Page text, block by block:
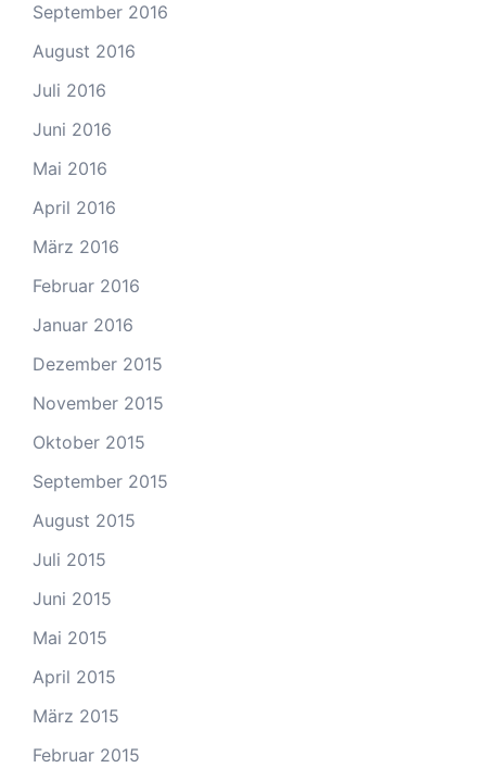
September 2016
August 2016
Juli 2016
Juni 2016
Mai 2016
April 2016
März 2016
Februar 2016
Januar 2016
Dezember 2015
November 2015
Oktober 2015
September 2015
August 2015
Juli 2015
Juni 2015
Mai 2015
April 2015
März 2015
Februar 2015